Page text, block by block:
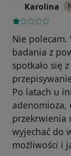
Karolina
Nie
badania z
spotkało się
Po latach u
adenomioza,
przekrwienia
wyjechać do
możliwości i